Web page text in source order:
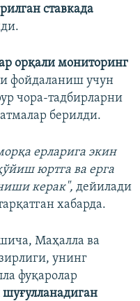
ставкада
орқали мониторинг
фойдаланиш учун
чора-тадбирларни
берилди.
ерларига экин
юртга ва ерга
керак", дейилади
хабарда.
Маҳалла ва
унинг
фуқаролар